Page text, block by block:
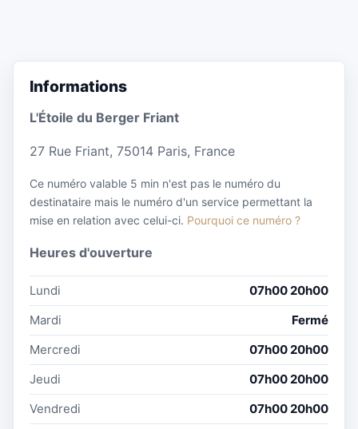
Informations
L'Étoile du Berger Friant
27 Rue Friant, 75014 Paris, France
Ce numéro valable 5 min n'est pas le numéro du
destinataire mais le numéro d'un service permettant la
mise en relation avec celui-ci. Pourquoi ce numéro ?
Heures d'ouverture
Lundi
07h00 20h00
Mardi
Fermé
Mercredi
07h00 20h00
Jeudi
07h00 20h00
Vendredi
07h00 20h00